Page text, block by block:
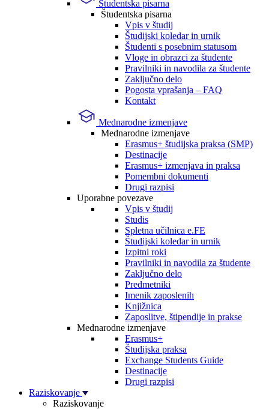
Študentska pisarna
Študentska pisarna
Vpis v študij
Študijski koledar in urnik
Študenti s posebnim statusom
Vloge in obrazci za študente
Pravilniki in navodila za študente
Zaključno delo
Pogosta vprašanja – FAQ
Kontakt
Mednarodne izmenjave
Mednarodne izmenjave
Erasmus+ študijska praksa (SMP)
Destinacije
Erasmus+ izmenjava in praksa
Pomembni dokumenti
Drugi razpisi
Uporabne povezave
Vpis v študij
Studis
Spletna učilnica e.FE
Študijski koledar in urnik
Izpitni roki
Pravilniki in navodila za študente
Zaključno delo
Predmetniki
Imenik zaposlenih
Knjižnica
Zaposlitve, štipendije in prakse
Mednarodne izmenjave
Erasmus+
Študijska praksa
Exchange Students Guide
Destinacije
Drugi razpisi
Raziskovanje
Raziskovanje